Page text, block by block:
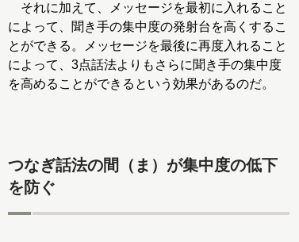
それに加えて、メッセージを最初に入れること
によって、聞き手の集中度の発射台を高くするこ
とができる。メッセージを最後に再度入れること
によって、3点話法よりもさらに聞き手の集中度
を高めることができるという効果があるのだ。
つなぎ話法の間（ま）が集中度の低下
を防ぐ